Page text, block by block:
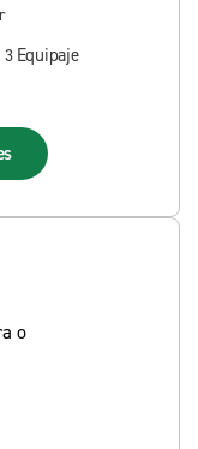
3 Equipaje